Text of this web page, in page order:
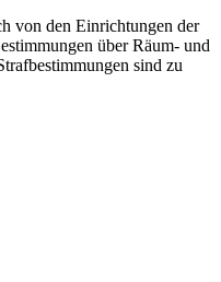
von den Einrichtungen der
über Räum- und
sind zu